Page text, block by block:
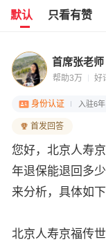
默认 只看有赞
首席张老师
帮助3万 好
身份认证 入驻6年
首发回答
您好，北京人寿
年退保能退回多
来分析，具体如下
北京人寿京福传